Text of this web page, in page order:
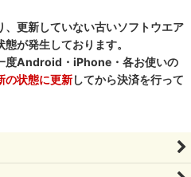
更新していない古いソフトウエア
が発生しております。
度Android・iPhone・各お使いの
の状態に更新してから決済を行って